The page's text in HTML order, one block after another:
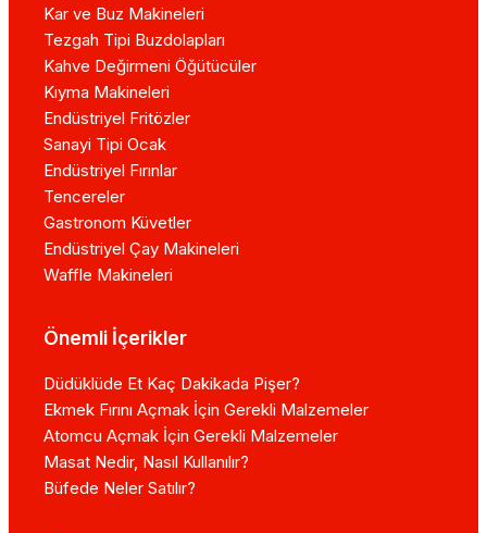
Kar ve Buz Makineleri
Tezgah Tipi Buzdolapları
Kahve Değirmeni Öğütücüler
Kıyma Makineleri
Endüstriyel Fritözler
Sanayi Tipi Ocak
Endüstriyel Fırınlar
Tencereler
Gastronom Küvetler
Endüstriyel Çay Makineleri
Waffle Makineleri
Önemli İçerikler
Düdüklüde Et Kaç Dakikada Pişer?
Ekmek Fırını Açmak İçin Gerekli Malzemeler
Atomcu Açmak İçin Gerekli Malzemeler
Masat Nedir, Nasıl Kullanılır?
Büfede Neler Satılır?